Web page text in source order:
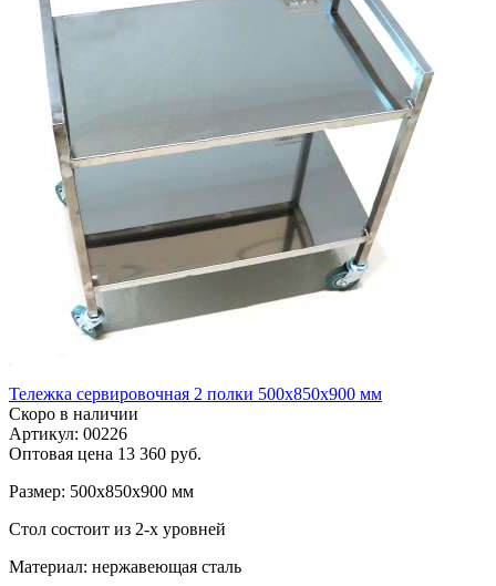
Тележка сервировочная 2 полки 500х850х900 мм
Скоро в наличии
Артикул: 00226
Оптовая цена 13 360 руб.
Размер: 500х850х900 мм
Стол состоит из 2-х уровней
Материал: нержавеющая сталь